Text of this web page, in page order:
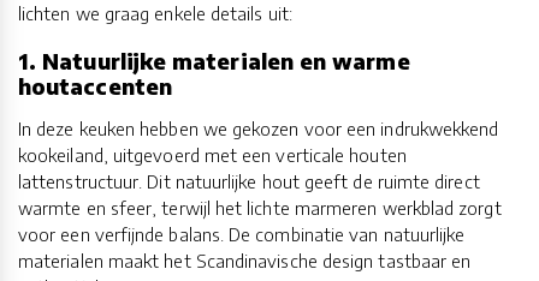
lichten we graag enkele details uit:
1. Natuurlijke materialen en warme
houtaccenten
In deze keuken hebben we gekozen voor een indrukwekkend
kookeiland, uitgevoerd met een verticale houten
lattenstructuur. Dit natuurlijke hout geeft de ruimte direct
warmte en sfeer, terwijl het lichte marmeren werkblad zorgt
voor een verfijnde balans. De combinatie van natuurlijke
materialen maakt het Scandinavische design tastbaar en